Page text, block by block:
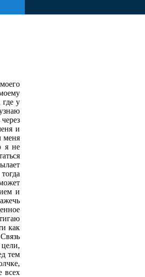
где у
и
меня
я не
и
как
тем
всех